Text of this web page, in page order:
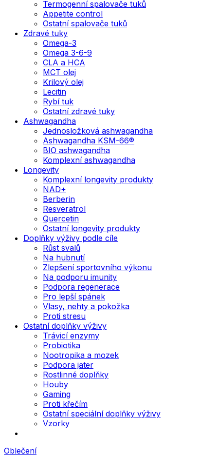
Termogenní spalovače tuků
Appetite control
Ostatní spalovače tuků
Zdravé tuky
Omega-3
Omega 3-6-9
CLA a HCA
MCT olej
Krilový olej
Lecitin
Rybí tuk
Ostatní zdravé tuky
Ashwagandha
Jednosložková ashwagandha
Ashwagandha KSM-66®
BIO ashwagandha
Komplexní ashwagandha
Longevity
Komplexní longevity produkty
NAD+
Berberin
Resveratrol
Quercetin
Ostatní longevity produkty
Doplňky výživy podle cíle
Růst svalů
Na hubnutí
Zlepšení sportovního výkonu
Na podporu imunity
Podpora regenerace
Pro lepší spánek
Vlasy, nehty a pokožka
Proti stresu
Ostatní doplňky výživy
Trávicí enzymy
Probiotika
Nootropika a mozek
Podpora jater
Rostlinné doplňky
Houby
Gaming
Proti křečím
Ostatní speciální doplňky výživy
Vzorky
Oblečení